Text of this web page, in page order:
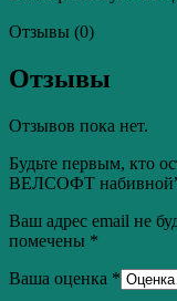
Отзывы (0)
Отзывы
Отзывов пока нет.
Будьте первым, кто
ВЕЛСОФТ
Ваш адрес email не
помечены *
Ваша оценка *